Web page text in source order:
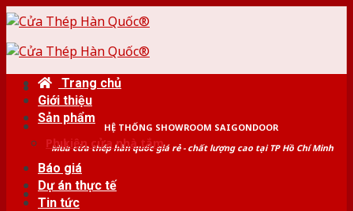
Skip
content
HỆ THỐNG SHOWROOM SAIGONDOOR
Mua cửa thép hàn quốc giá rẻ - chất lượng cao tại TP Hồ Chí Minh
Trang chủ
Giới thiệu
Sản phẩm
Phụ kiện cửa nhà tắm
Báo giá
Dự án thực tế
Tin tức